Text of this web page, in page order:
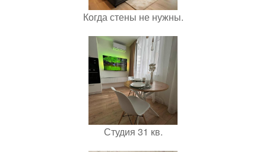
Когда стены не нужны.
Студия 31 кв.